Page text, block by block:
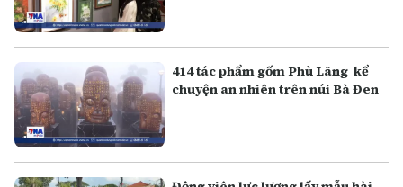
414 tác phẩm gốm Phù Lãng kể
chuyện an nhiên trên núi Bà Đen